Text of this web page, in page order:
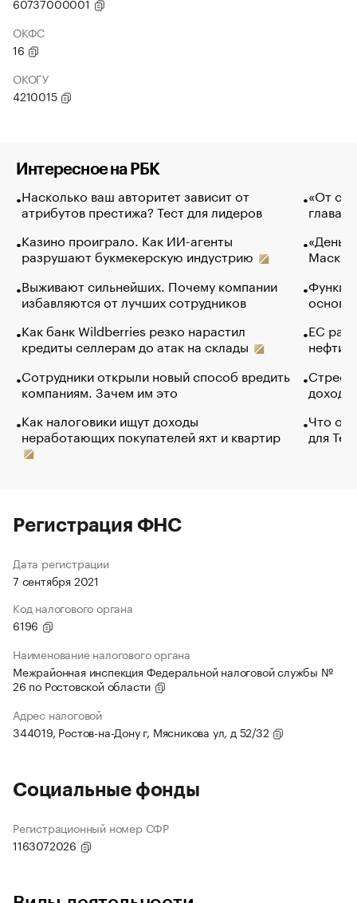
ОКФС
16
ОКОГУ
4210015
Интересное на РБК
Насколько ваш авторитет зависит от
атрибутов престижа? Тест для лидеров
Казино проиграло. Как ИИ-агенты
разрушают букмекерскую индустрию
Выживают сильнейших. Почему компании
избавляются от лучших сотрудников
Как банк Wildberries резко нарастил
кредиты селлерам до атак на склады
Сотрудники открыли новый способ вредить
компаниям. Зачем им это
Как налоговики ищут доходы
неработающих покупателей яхт и квартир
«От
глава
Маск в
основ
ЕС
нефти
Что
для
Регистрация ФНС
Дата регистрации
7 сентября 2021
Код налогового органа
6196
Наименование налогового органа
Межрайонная инспекция Федеральной налоговой службы №
26 по Ростовской области
Адрес налоговой
344019, Ростов-на-Дону г, Мясникова ул, д 52/32
Социальные фонды
Регистрационный номер СФР
1163072026